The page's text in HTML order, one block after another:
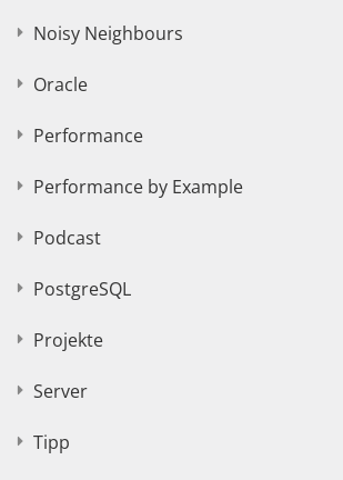
Noisy Neighbours
Oracle
Performance
Performance by Example
Podcast
PostgreSQL
Projekte
Server
Tipp